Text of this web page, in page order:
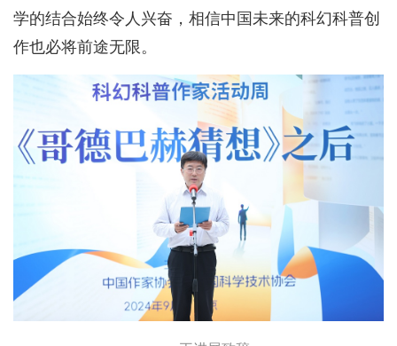
学的结合始终令人兴奋，相信中国未来的科幻科普创
作也必将前途无限。